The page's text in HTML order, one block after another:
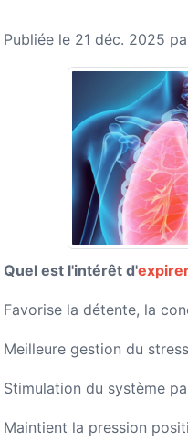
Publiée le 21 déc. 2025
Quel est l'intérêt d'
Favorise la détente, la
Meilleure gestion du
Stimulation du système
Maintient la pression